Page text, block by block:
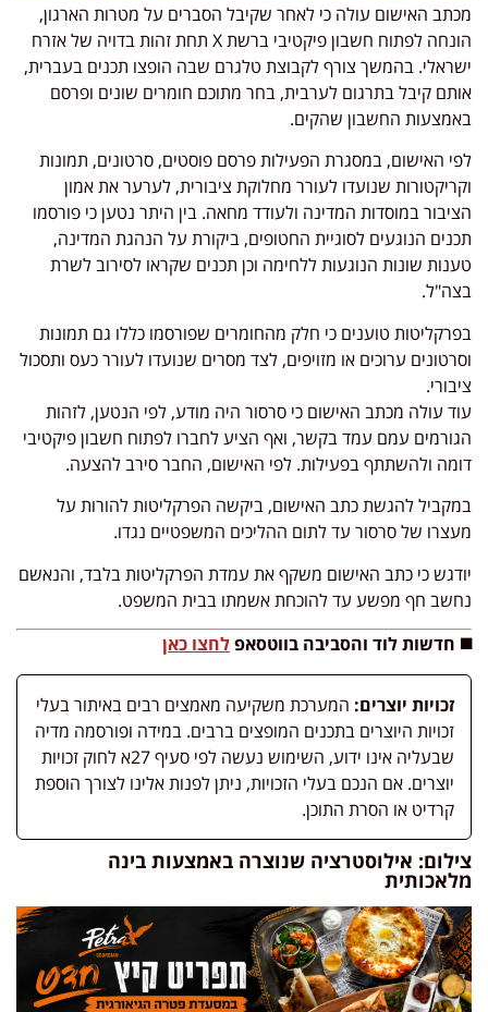
מכתב האישום עולה כי לאחר שקיבל הסברים על מטרות הארגון,
הונחה לפתוח חשבון פיקטיבי ברשת X תחת זהות בדויה של אזרח
ישראלי. בהמשך צורף לקבוצת טלגרם שבה הופצו תכנים בעברית,
אותם קיבל בתרגום לערבית, בחר מתוכם חומרים שונים ופרסם
באמצעות החשבון שהקים.
לפי האישום, במסגרת הפעילות פרסם פוסטים, סרטונים, תמונות
וקריקטורות שנועדו לעורר מחלוקת ציבורית, לערער את אמון
הציבור במוסדות המדינה ולעודד מחאה. בין היתר נטען כי פורסמו
תכנים הנוגעים לסוגיית החטופים, ביקורת על הנהגת המדינה,
טענות שונות הנוגעות ללחימה וכן תכנים שקראו לסירוב לשרת
בצה"ל.
בפרקליטות טוענים כי חלק מהחומרים שפורסמו כללו גם תמונות
וסרטונים ערוכים או מזויפים, לצד מסרים שנועדו לעורר כעס ותסכול
ציבורי.
עוד עולה מכתב האישום כי סרסור היה מודע, לפי הנטען, לזהות
הגורמים עמם עמד בקשר, ואף הציע לחברו לפתוח חשבון פיקטיבי
דומה ולהשתתף בפעילות. לפי האישום, החבר סירב להצעה.
במקביל להגשת כתב האישום, ביקשה הפרקליטות להורות על
מעצרו של סרסור עד לתום ההליכים המשפטיים נגדו.
יודגש כי כתב האישום משקף את עמדת הפרקליטות בלבד, והנאשם
נחשב חף מפשע עד להוכחת אשמתו בבית המשפט.
◼️ חדשות לוד והסביבה בווטסאפלחצו כאן
זכויות יוצרים: המערכת משקיעה מאמצים רבים באיתור בעלי
זכויות היוצרים בתכנים המופצים ברבים. במידה ופורסמה מדיה
שבעליה אינו ידוע, השימוש נעשה לפי סעיף 27א לחוק זכויות
יוצרים. אם הנכם בעלי הזכויות, ניתן לפנות אלינו לצורך הוספת
קרדיט או הסרת התוכן.
צילום: אילוסטרציה שנוצרה באמצעות בינה
מלאכותית